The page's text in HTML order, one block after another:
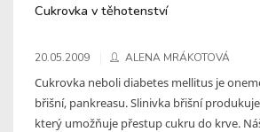
Cukrovka v těhotenství
20.05.2009 ALENA MRÁKOTOVÁ
Cukrovka neboli diabetes mellitus je
břišní, pankreasu. Slinivka břišní
který umožňuje přestup cukru do krve.